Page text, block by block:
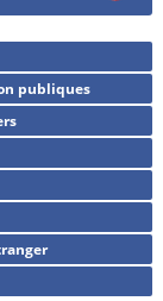
publiques